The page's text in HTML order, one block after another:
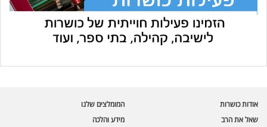
אודות כושרות
שאל את הרב
המומלצים שלנו
מידע והלכה
🪲 בדיקת חרקים